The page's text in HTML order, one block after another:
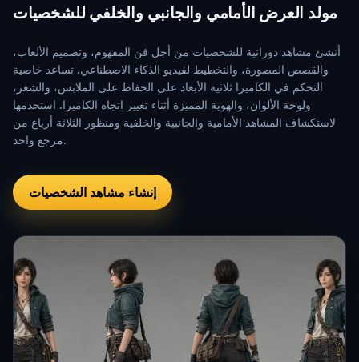
مولد العرض الأمامي والجانبي والخلفي للشخصيات
أنشئ مشاهد دورانية للشخصيات من أجل فن المفهوم، وتصميم الألعاب،
والقصص المصورة، والتخطيط لفيديو الذكاء الاصطناعي. تساعد خاصية
التحكم في الكاميرا ثلاثية الأبعاد على الحفاظ على الملابس، والشعر،
ولوحة الألوان، والهوية المميزة أثناء تغيير اتجاه الكاميرا. استخدمها
لاستكشاف المشاهد الأمامية والجانبية والخلفية ومنظور الثلاثة أرباع من
مرجع واحد.
إنشاء مشاهد الشخصيات